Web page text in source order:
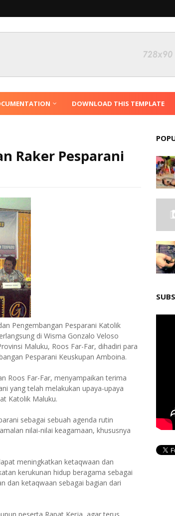
DOWNLOAD THIS TEMPLATE
Raker Pesparani
Pengembangan Pesparani Katolik
di Wisma Gonzalo Veloso
Maluku, Roos Far-Far, dihadiri para
Pesparani Keuskupan Amboina.
Roos Far-Far, menyampaikan terima
yang telah melakukan upaya-upaya
Katolik Maluku.
sebagai sebuah agenda rutin
nilai-nilai keagamaan, khususnya
meningkatkan ketaqwaan dan
kerukunan hidup beragama sebagai
dan ketaqwaan sebagai bagian dari